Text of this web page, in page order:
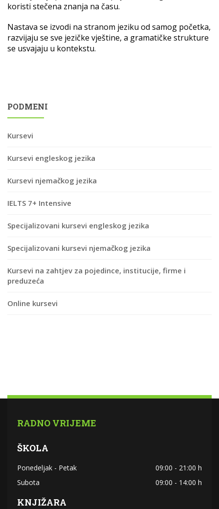
koristi stečena znanja na času.
Nastava se izvodi na stranom jeziku od samog početka,
razvijaju se sve jezičke vještine, a gramatičke strukture
se usvajaju u kontekstu.
PODMENI
Kursevi
Kursevi engleskog jezika
Kursevi njemačkog jezika
IELTS 7+ Intensive
Specijalizovani kursevi engleskog jezika
Specijalizovani kursevi njemačkog jezika
Kursevi na zahtjev za pojedince, institucije, firme i
preduzeća
Online kursevi
RADNO VRIJEME
ŠKOLA
Ponedeljak - Petak
09:00 - 21:00 h
Subota
09:00 - 14:00 h
KNJIŽARA